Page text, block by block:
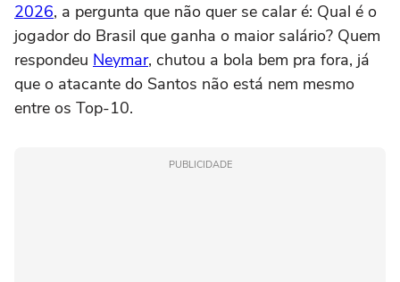
2026, a pergunta que não quer se calar é: Qual é o
jogador do Brasil que ganha o maior salário? Quem
respondeu Neymar, chutou a bola bem pra fora, já
que o atacante do Santos não está nem mesmo
entre os Top-10.
PUBLICIDADE